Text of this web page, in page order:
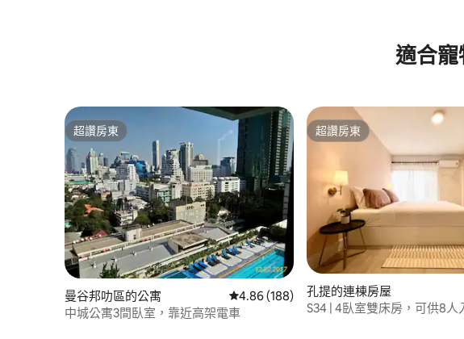
適合
超讚房東
超讚房東
曼谷邦叻區的公寓 從 188 則評價中獲得 4.86 的平均評分（滿
4.86 (188)
中城公寓3間臥室，靠近高架電車
超讚房東
超讚房東
孔提的連棟房屋
S34 | 4臥室雙床房，可供8人